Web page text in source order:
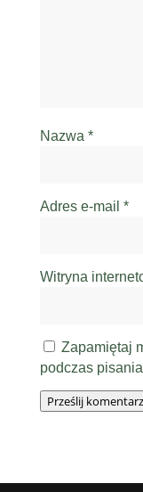
Nazwa *
Adres e-mail *
Witryna
Zapamiętaj
podczas
Prześlij komentarz